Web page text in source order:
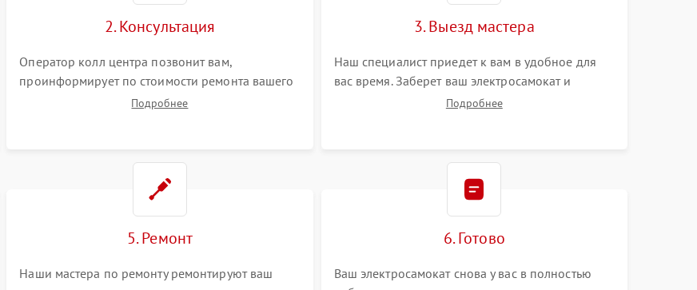
2. Консультация
Оператор колл центра позвонит вам,
проинформирует по стоимости ремонта вашего
электросамоката а также ответит на все ваши
Подробнее
3. Выезд мастера
Наш специалист приедет к вам в удобное для
вас время. Заберет ваш электросамокат и
привезет на склад для диагностики.
Подробнее
5. Ремонт
Наши мастера по ремонту ремонтируют ваш
6. Готово
Ваш электросамокат снова у вас в полностью